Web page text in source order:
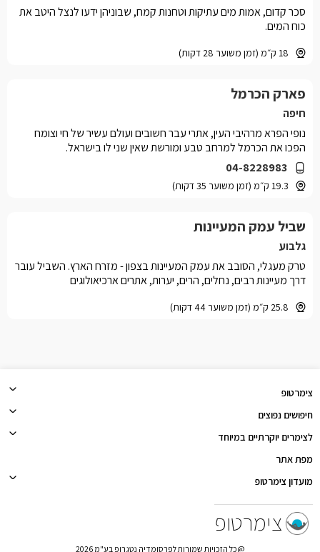
18 ק״מ (זמן משוער 28 דקות)
סכר קדום, אמות מים עתיקות וטחנות קמח, שבוניהן ידעו לנצל היטב את
כוח המים.
פארק הכרמל
חיפה
04-8228983
19.3 ק״מ (זמן משוער 35 דקות)
נופי הפרא מרהיבי העין, אתרי עבר חשובים ועולם עשיר של חי וצומח
הפכו את הכרמל למרחב טבע ומורשת שאין שני לו בישראל.
שביל עמק המעיינות
גלבוע
25.8 ק״מ (זמן משוער 44 דקות)
טרק מעגלי, הסובב את עמק המעיינות בצפון - מזרח הארץ. השביל עובר
דרך מעיינות רבים, נחלים, הרים, יערות, אתרים ארכיאולוגים
צימרטופ
צימרטופ
חיפושים נפוצים
לצימרים יוקרתיים במיוחד
מפת אתר
מועדון צימרטופ
@כל הזכויות שמורות לפרסומדיה נטגרופ בע"מ 2026